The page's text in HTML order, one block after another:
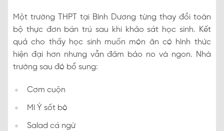
Một trường THPT tại Bình Dương từng thay đổi toàn
bộ thực đơn bán trú sau khi khảo sát học sinh. Kết
quả cho thấy học sinh muốn món ăn có hình thức
hiện đại hơn nhưng vẫn đảm bảo no và ngon. Nhà
trường sau đó bổ sung:
Cơm cuộn
Mì Ý sốt bò
Salad cá ngừ